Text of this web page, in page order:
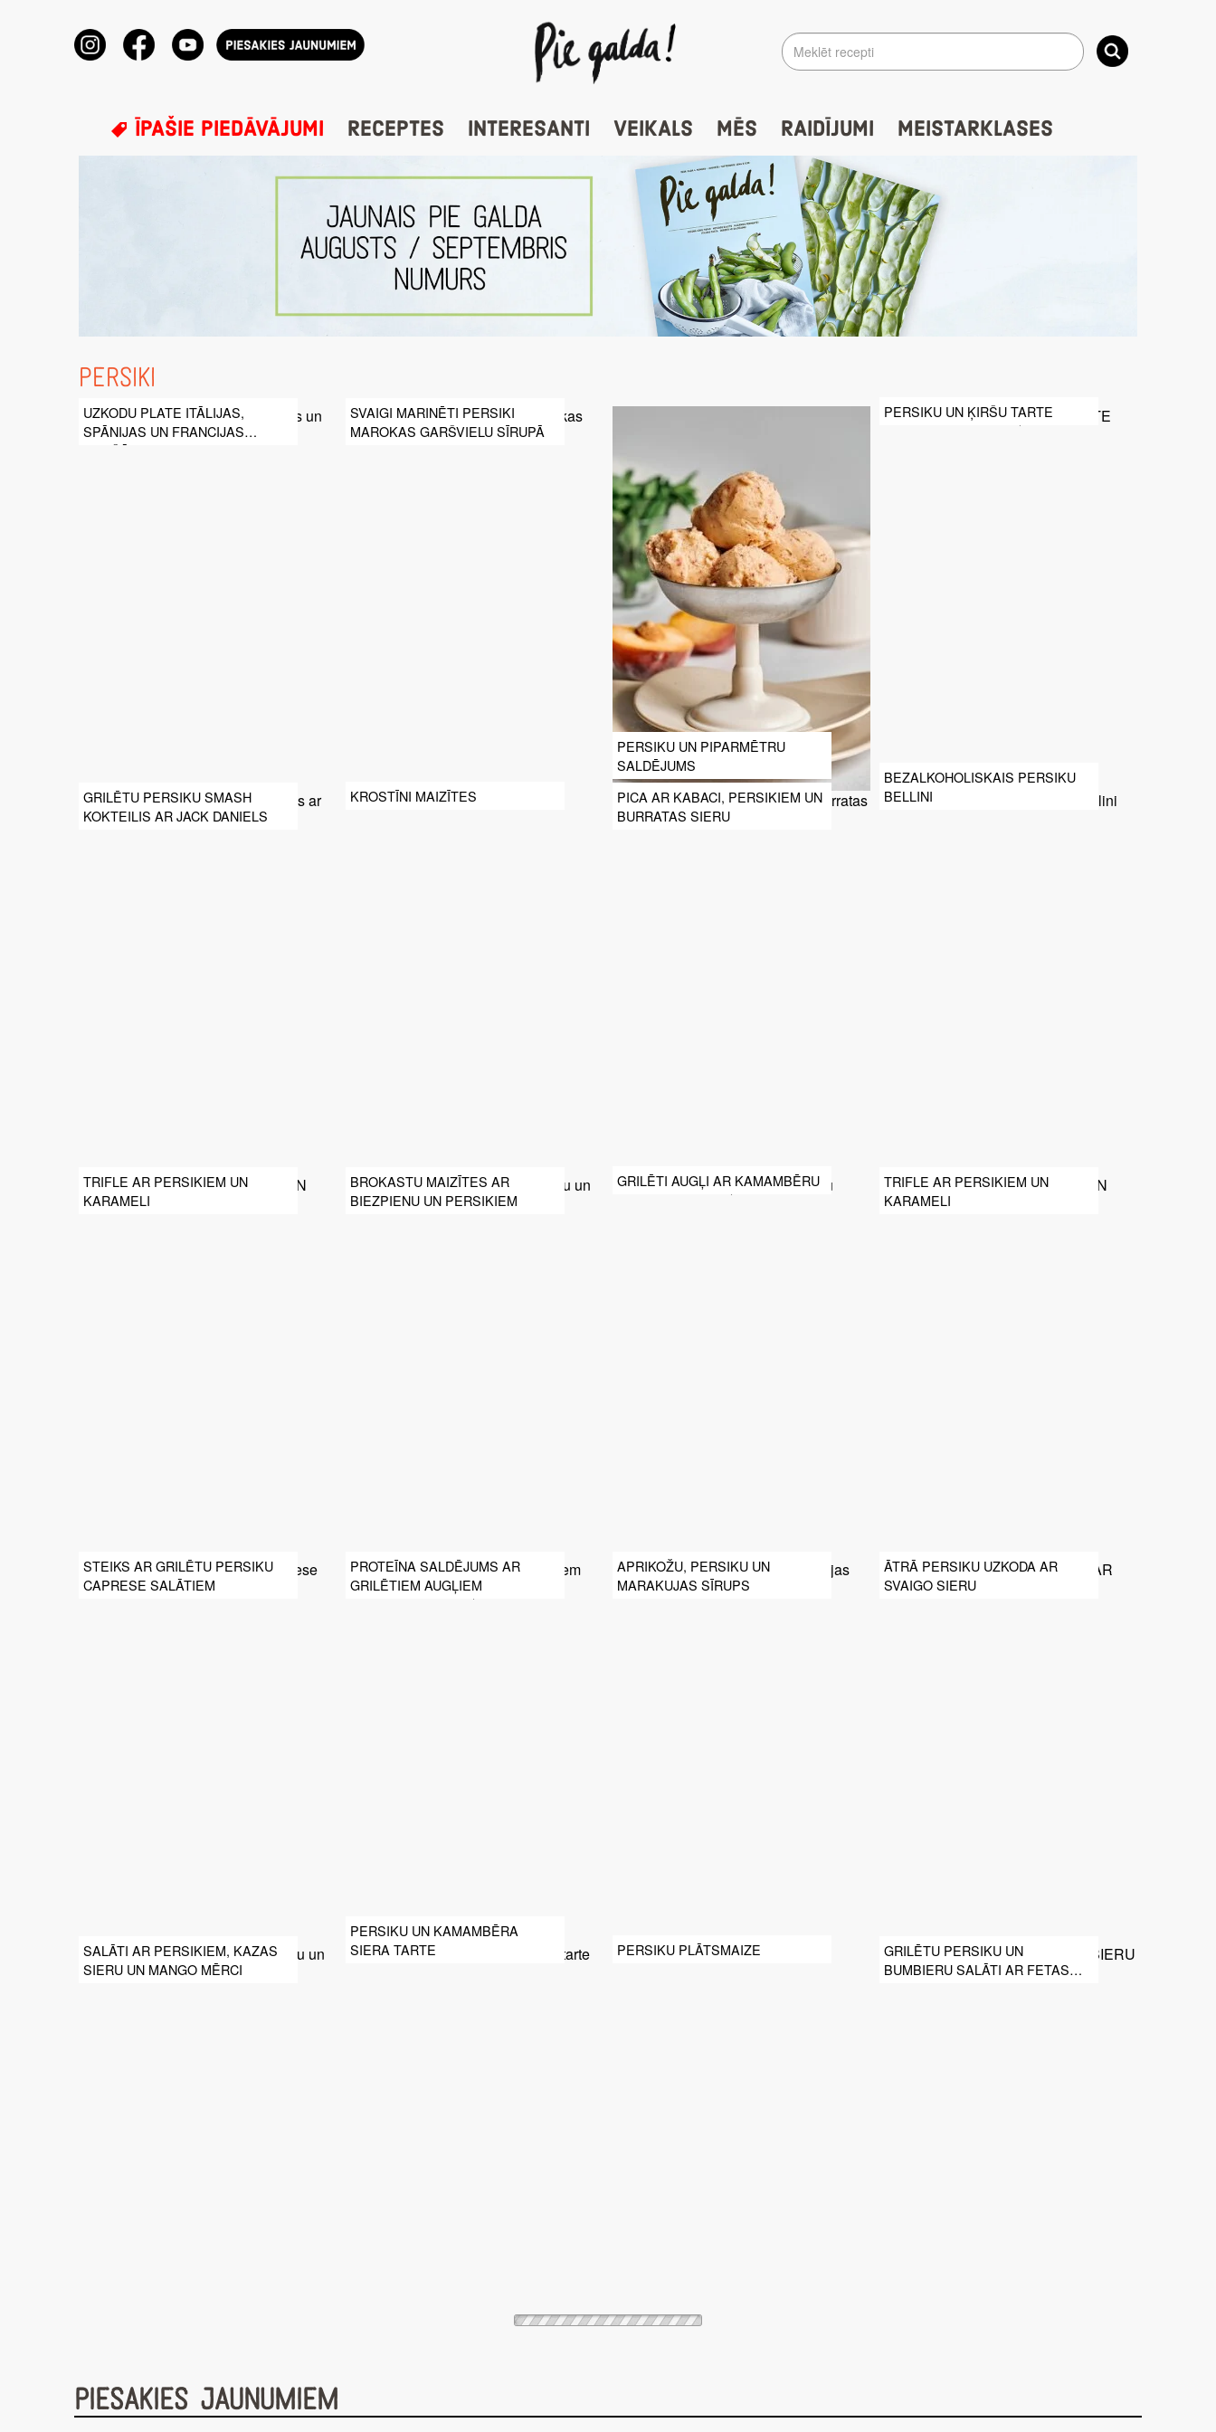
ĪPAŠIE PIEDĀVĀJUMI RECEPTES INTERESANTI VEIKALS MĒS RAIDĪJUMI MEISTARKLASES
PERSIKI
UZKODU PLATE ITĀLIJAS,
SPĀNIJAS UN FRANCIJAS
GARŠĀS
SVAIGI MARINĒTI PERSIKI
MAROKAS GARŠVIELU SĪRUPĀ
PERSIKU UN PIPARMĒTRU
SALDĒJUMS
PERSIKU UN ĶIRŠU TARTE
GRILĒTU PERSIKU SMASH
KOKTEILIS AR JACK DANIELS
KROSTĪNI MAIZĪTES
PICA AR KABACI, PERSIKIEM UN
BURRATAS SIERU
BEZALKOHOLISKAIS PERSIKU
BELLINI
TRIFLE AR PERSIKIEM UN
KARAMELI
BROKASTU MAIZĪTES AR
BIEZPIENU UN PERSIKIEM
GRILĒTI AUGĻI AR KAMAMBĒRU
TRIFLE AR PERSIKIEM UN
KARAMELI
STEIKS AR GRILĒTU PERSIKU
CAPRESE SALĀTIEM
PROTEĪNA SALDĒJUMS AR
GRILĒTIEM AUGĻIEM
APRIKOŽU, PERSIKU UN
MARAKUJAS SĪRUPS
ĀTRĀ PERSIKU UZKODA AR
SVAIGO SIERU
SALĀTI AR PERSIKIEM, KAZAS
SIERU UN MANGO MĒRCI
PERSIKU UN KAMAMBĒRA
SIERA TARTE
PERSIKU PLĀTSMAIZE
GRILĒTU PERSIKU UN
BUMBIERU SALĀTI AR FETAS
PIESAKIES JAUNUMIEM